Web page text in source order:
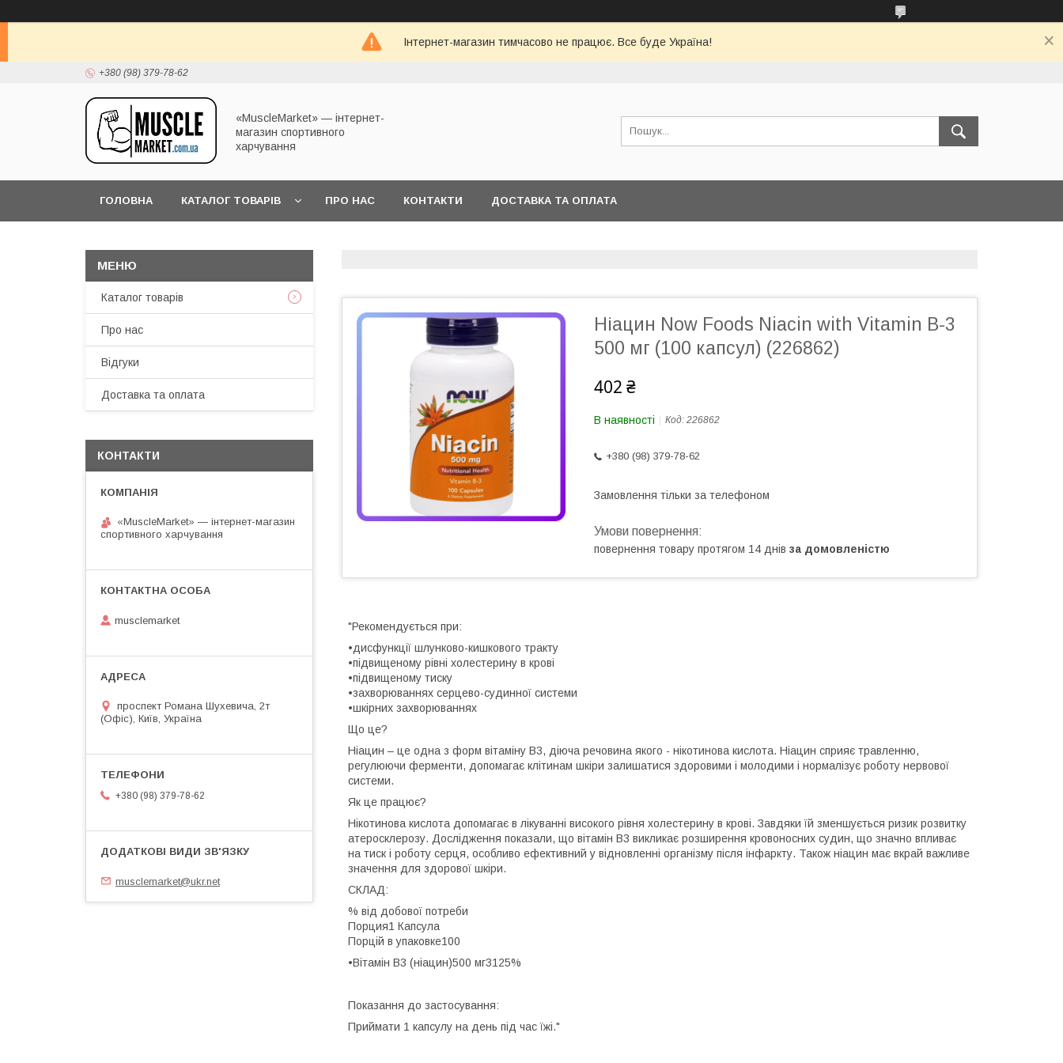
Інтернет-магазин тимчасово не працює. Все буде Україна!
+380 (98) 379-78-62
«MuscleMarket» — інтернет-
магазин спортивного
харчування
ГОЛОВНА КАТАЛОГ ТОВАРІВ ПРО НАС КОНТАКТИ ДОСТАВКА ТА ОПЛАТА
Ніацин Now Foods Niacin with Vitamin В-3
500 мг (100 капсул) (226862)
402 ₴
В наявності Код: 226862
+380 (98) 379-78-62
Замовлення тільки за телефоном
повернення товару протягом 14 днів за домовленістю
"Рекомендується при:
•дисфункції шлунково-кишкового тракту
•підвищеному рівні холестерину в крові
•підвищеному тиску
•захворюваннях серцево-судинної системи
•шкірних захворюваннях
Що це?
Ніацин – це одна з форм вітаміну В3, діюча речовина якого - нікотинова кислота. Ніацин сприяє травленню,
регулюючи ферменти, допомагає клітинам шкіри залишатися здоровими і молодими і нормалізує роботу нервової
системи.
Як це працює?
Нікотинова кислота допомагає в лікуванні високого рівня холестерину в крові. Завдяки їй зменшується ризик розвитку
атеросклерозу. Дослідження показали, що вітамін B3 викликає розширення кровоносних судин, що значно впливає
на тиск і роботу серця, особливо ефективний у відновленні організму після інфаркту. Також ніацин має вкрай важливе
значення для здорової шкіри.
СКЛАД:
% від добової потреби
Порция1 Капсула
Порцій в упаковке100
•Вітамін В3 (ніацин)500 мг3125%
Показання до застосування:
Приймати 1 капсулу на день під час їжі."
Каталог товарів
Про нас
Відгуки
Доставка та оплата
КОНТАКТИ
«MuscleMarket» — інтернет-магазин
спортивного харчування
musclemarket
проспект Романа Шухевича, 2т
(Офіс), Київ, Україна
+380 (98) 379-78-62
musclemarket@ukr.net